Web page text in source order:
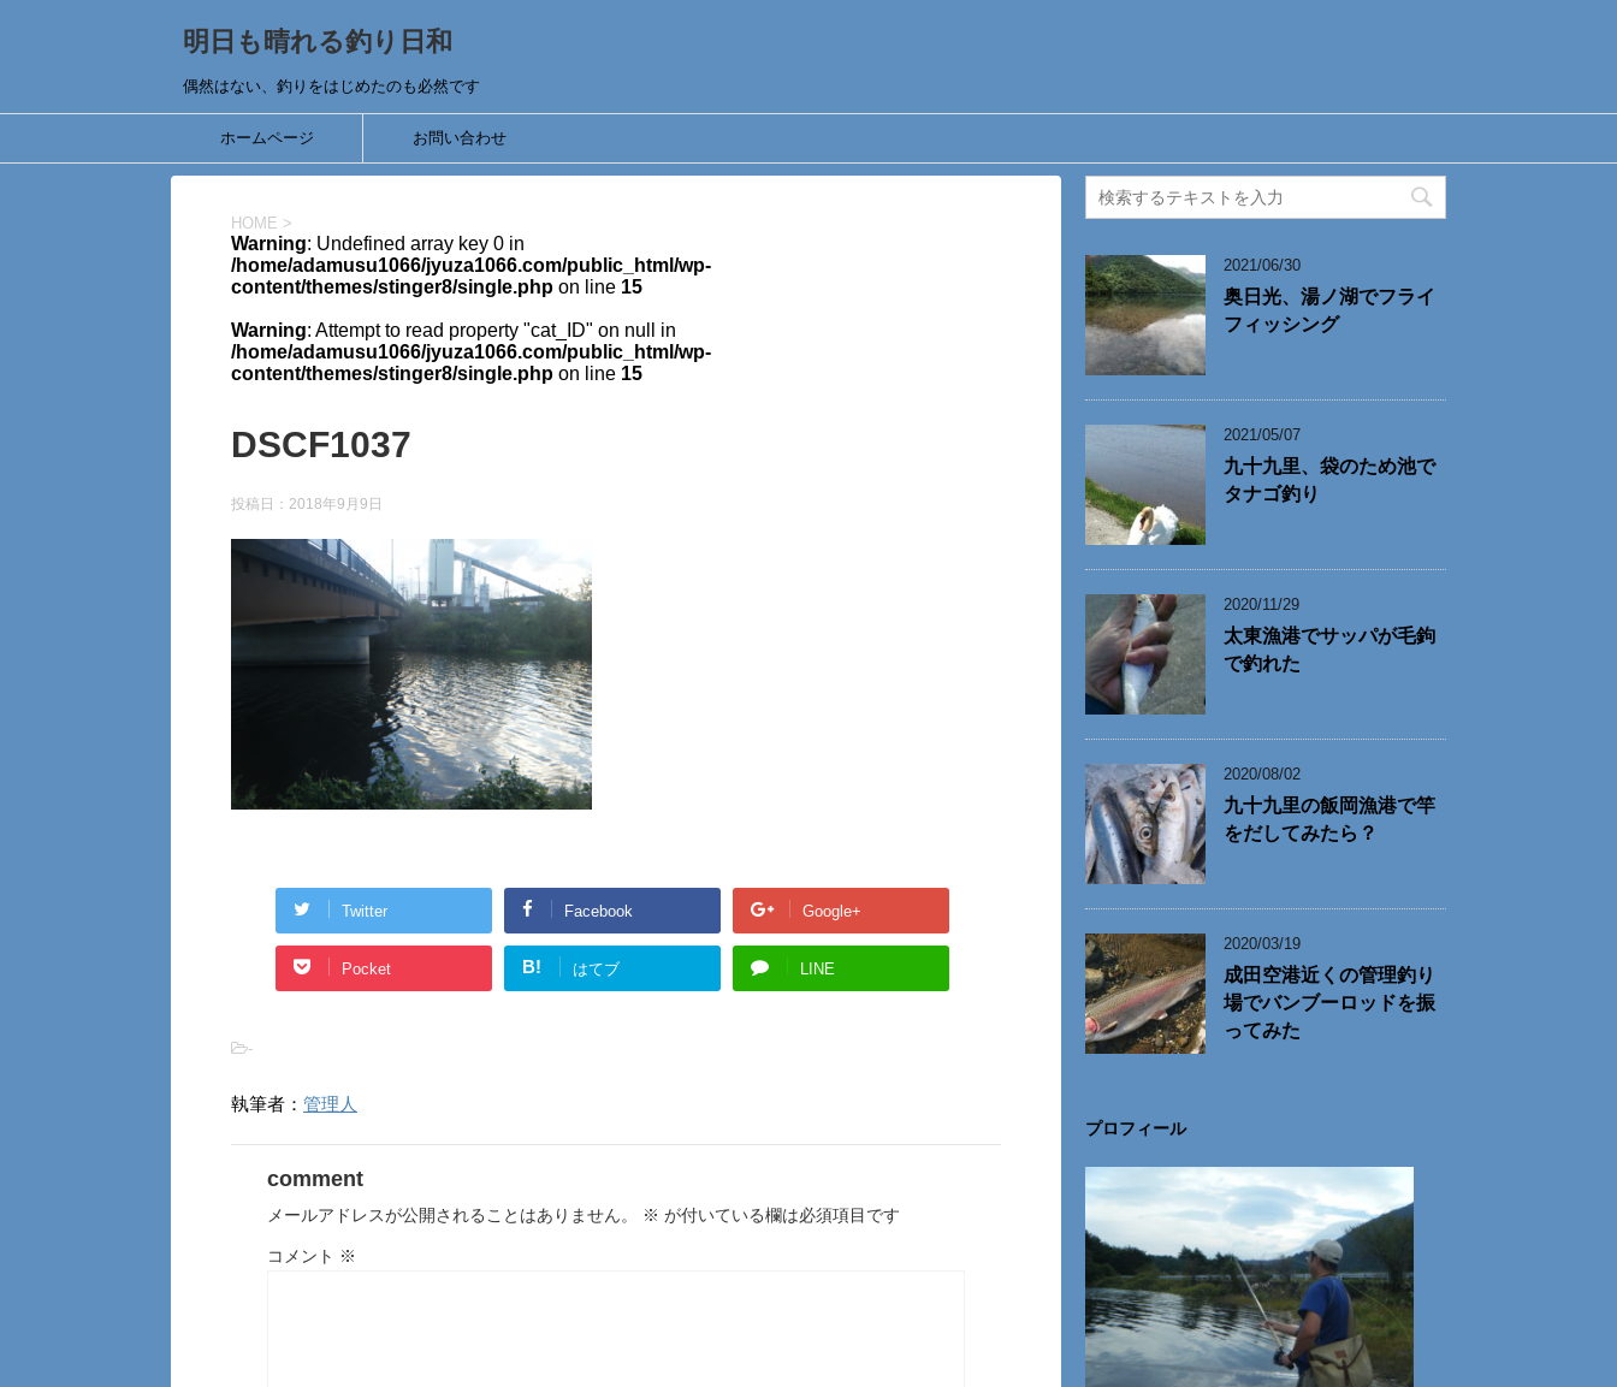
明日も晴れる釣り日和
偶然はない、釣りをはじめたのも必然です
ホームページ お問い合わせ
HOME >
Warning: Undefined array key 0 in
/home/adamusu1066/jyuza1066.com/public_html/wp-
content/themes/stinger8/single.php on line 15
Warning: Attempt to read property "cat_ID" on null in
/home/adamusu1066/jyuza1066.com/public_html/wp-
content/themes/stinger8/single.php on line 15
DSCF1037
投稿日： 2018年9月9日
Twitter Facebook Google+
Pocket B! はてブ LINE
-
執筆者： 管理人
comment
メールアドレスが公開されることはありません。 ※ が付いている欄は必須項目です
コメント ※
2021/06/30
奥日光、湯ノ湖でフライ
フィッシング
2021/05/07
九十九里、袋のため池で
タナゴ釣り
2020/11/29
太東漁港でサッパが毛鉤
で釣れた
2020/08/02
九十九里の飯岡漁港で竿
をだしてみたら？
2020/03/19
成田空港近くの管理釣り
場でバンブーロッドを振
ってみた
プロフィール